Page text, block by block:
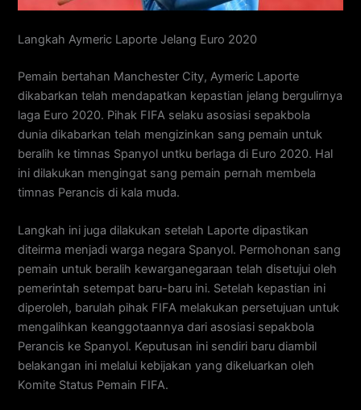
Langkah Aymeric Laporte Jelang Euro 2020
Pemain bertahan Manchester City, Aymeric Laporte
dikabarkan telah mendapatkan kepastian jelang bergulirnya
laga Euro 2020. Pihak FIFA selaku asosiasi sepakbola
dunia dikabarkan telah mengizinkan sang pemain untuk
beralih ke timnas Spanyol untku berlaga di Euro 2020. Hal
ini dilakukan mengingat sang pemain pernah membela
timnas Perancis di kala muda.
Langkah ini juga dilakukan setelah Laporte dipastikan
diteirma menjadi warga negara Spanyol. Permohonan sang
pemain untuk beralih kewarganegaraan telah disetujui oleh
pemerintah setempat baru-baru ini. Setelah kepastian ini
diperoleh, barulah pihak FIFA melakukan persetujuan untuk
mengalihkan keanggotaannya dari asosiasi sepakbola
Perancis ke Spanyol. Keputusan ini sendiri baru diambil
belakangan ini melalui kebijakan yang dikeluarkan oleh
Komite Status Pemain FIFA.